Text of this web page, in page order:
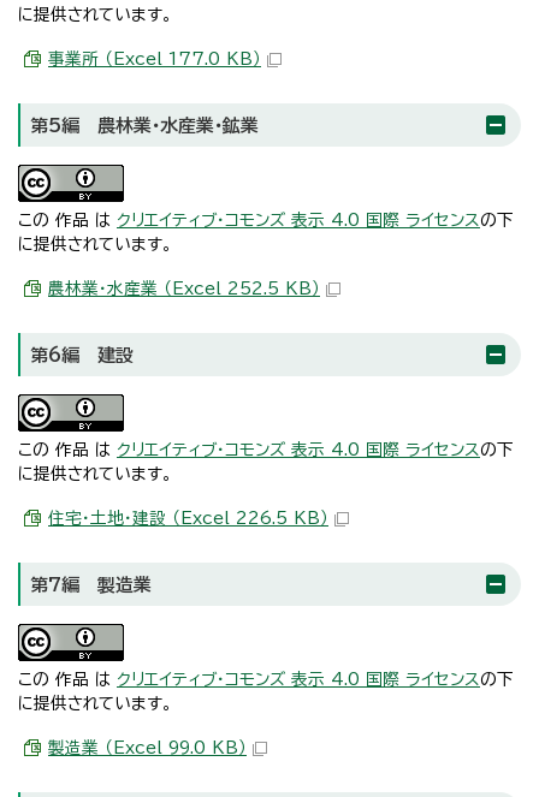
に提供されています。
事業所 （Excel 177.0 KB）
第5編 農林業・水産業・鉱業
この 作品 は クリエイティブ・コモンズ 表示 4.0 国際 ライセンス の下
に提供されています。
農林業・水産業 （Excel 252.5 KB）
第6編 建設
この 作品 は クリエイティブ・コモンズ 表示 4.0 国際 ライセンス の下
に提供されています。
住宅・土地・建設 （Excel 226.5 KB）
第7編 製造業
この 作品 は クリエイティブ・コモンズ 表示 4.0 国際 ライセンス の下
に提供されています。
製造業 （Excel 99.0 KB）